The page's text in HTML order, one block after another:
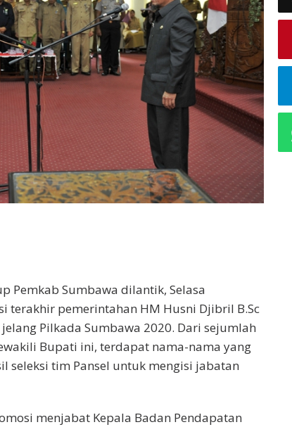
Pemkab Sumbawa dilantik, Selasa
terakhir pemerintahan HM Husni Djibril B.Sc
Pilkada Sumbawa 2020. Dari sejumlah
Bupati ini, terdapat nama-nama yang
seleksi tim Pansel untuk mengisi jabatan
menjabat Kepala Badan Pendapatan